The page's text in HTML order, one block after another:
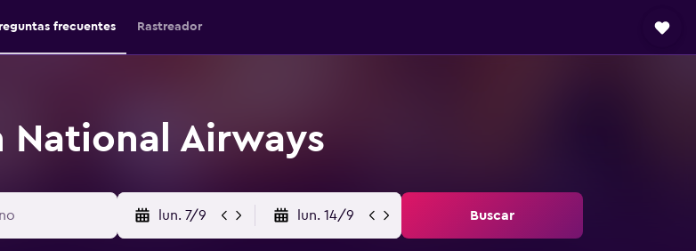
frecuentes Rastreador
National Airways
lun. 7/9 lun. 14/9 Buscar